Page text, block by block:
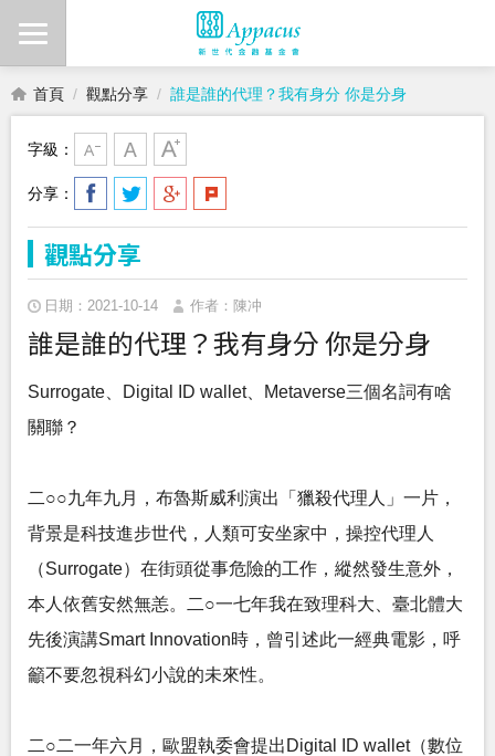
首頁 觀點分享 誰是誰的代理？我有身分 你是分身
字級：
分享：
觀點分享
日期：2021-10-14 作者：陳冲
誰是誰的代理？我有身分 你是分身
Surrogate、Digital ID wallet、Metaverse三個名詞有啥
關聯？
二○○九年九月，布魯斯威利演出「獵殺代理人」一片，
背景是科技進步世代，人類可安坐家中，操控代理人
（Surrogate）在街頭從事危險的工作，縱然發生意外，
本人依舊安然無恙。二○一七年我在致理科大、臺北體大
先後演講Smart Innovation時，曾引述此一經典電影，呼
籲不要忽視科幻小說的未來性。
二○二一年六月，歐盟執委會提出Digital ID wallet（數位